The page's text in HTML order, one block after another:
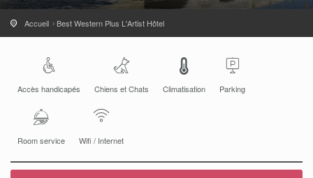
Accueil Best Western Plus L'Artist Hôtel
Accès handicapés Chiens et Chats Climatisation Parking
Room service Wifi / Internet